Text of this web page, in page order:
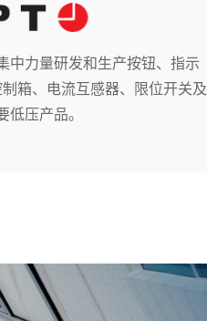
中力量研发和生产按钮、指示
箱、电流互感器、限位开关及
低压产品。